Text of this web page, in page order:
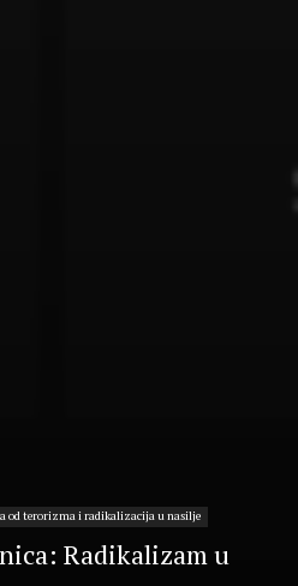
od terorizma i radikalizacija u nasilje
Radikalizam u